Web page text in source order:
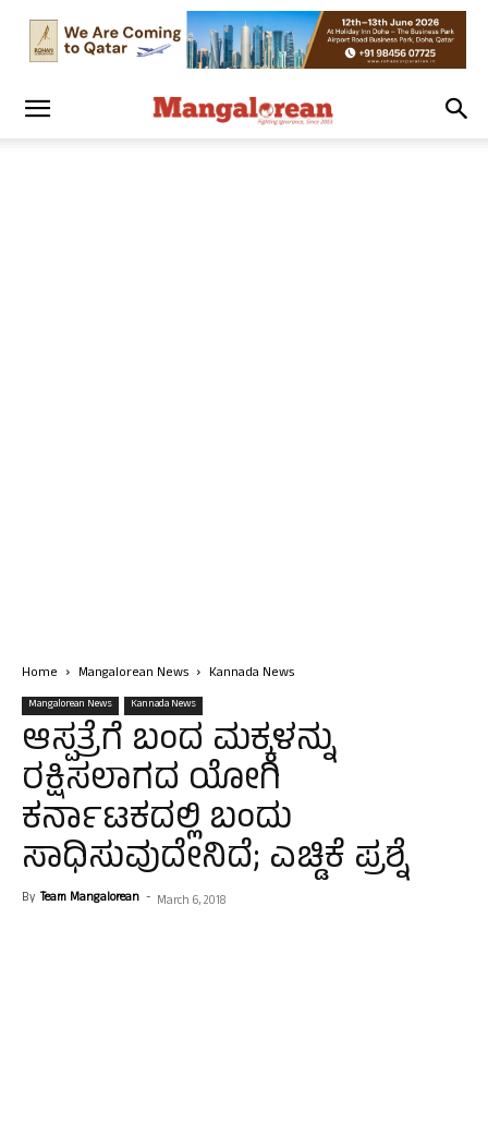
Home Mangalorean News Kannada News
Mangalorean News Kannada News
ಆಸ್ಪತ್ರೆಗೆ ಬಂದ ಮಕ್ಕಳನ್ನು
ರಕ್ಷಿಸಲಾಗದ ಯೋಗಿ
ಕರ್ನಾಟಕದಲ್ಲಿ ಬಂದು
ಸಾಧಿಸುವುದೇನಿದೆ; ಎಚ್ಡಿಕೆ ಪ್ರಶ್ನೆ
By Team Mangalorean - March 6, 2018